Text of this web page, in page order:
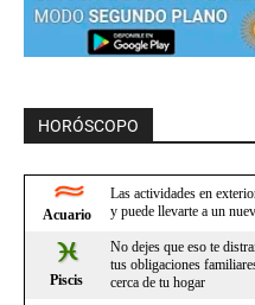
HORÓSCOPO